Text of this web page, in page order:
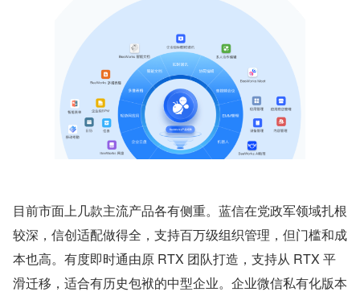
目前市面上几款主流产品各有侧重。蓝信在党政军领域扎根
较深，信创适配做得全，支持百万级组织管理，但门槛和成
本也高。有度即时通由原 RTX 团队打造，支持从 RTX 平
滑迁移，适合有历史包袱的中型企业。企业微信私有化版本